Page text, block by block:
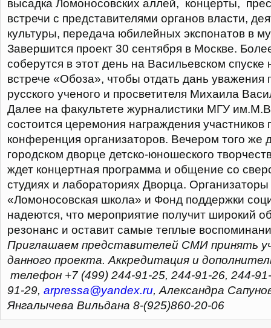
высадка Ломоносовских аллей, концерты,
встречи с представителями органов власти,
культуры, передача юбилейных экспонатов в
Завершится проект 30 сентября в Москве.
соберутся в этот день на Васильевском
встрече «Обоза», чтобы отдать дань уважения
русского ученого и просветителя Михаила
Далее на факультете журналистики МГУ
состоится церемония награждения участников
конференция организаторов. Вечером того же
городском дворце детско-юношеского
ждет концертная программа и общение со
студиях и лабораториях Дворца.
«Ломоносовская школа» и Фонд поддержки
надеются, что мероприятие получит широкий
резонанс и оставит самые теплые
Приглашаем представителей СМИ принять
данного проекта. Аккредитация и
телефон +7 (499) 244-91-25, 244-91-26, 244-
91-29, arpressa@yandex.ru, Александра
Янгалычева Вильдана 8-(925)860-20-06